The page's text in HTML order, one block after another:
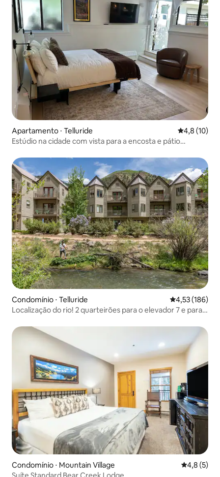
Apartamento ⋅ Telluride 4,8 de uma
4,8 (10)
Estúdio na cidade com vista para a encosta e pátio
Condomínio ⋅ Telluride 4,53 de uma
4,53 (186)
Localização do rio! 2 quarteirões para o elevador 7 e para o
Condomínio ⋅ Mountain Village 4,8 de
4,8 (5)
Suíte Standard Bear Creek Lodge